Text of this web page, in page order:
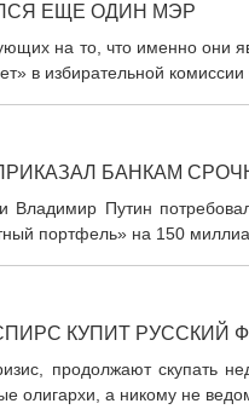
ЕЩЕ ОДИН МЭР
на то, что именно они
в избирательной комиссии
БАНКАМ
Владимир Путин
портфель» на 150
КУПИТ РУССКИЙ
продолжают скупать
олигархи, а никому не